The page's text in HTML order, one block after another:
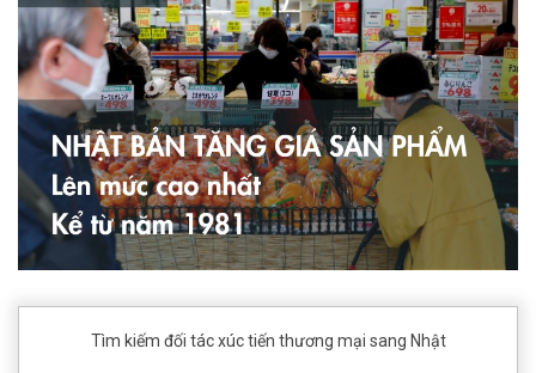
Tìm kiếm đối tác xúc tiến thương mại sang Nhật